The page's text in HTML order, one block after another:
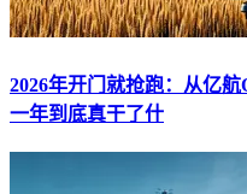
2026年开门就抢跑：从亿
一年到底真干了什